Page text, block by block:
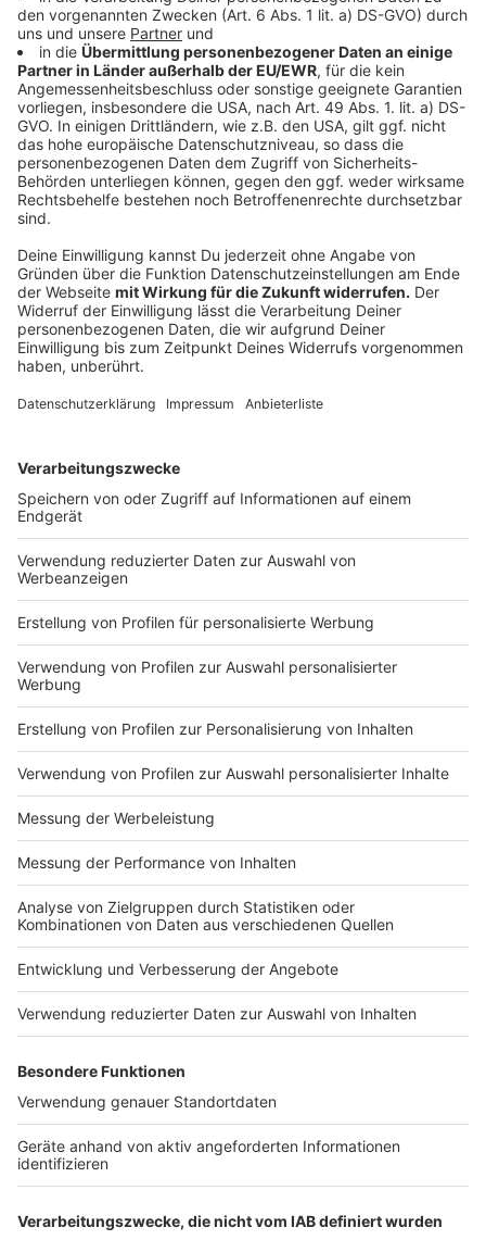
Anzeige
Namensbasierte Auswertung als Grundlage
Anzeige
Das Lagebild basiert auf einer namensgebundenen
Recherche des LKA. Erfasst werden Straftaten von
Tatverdächtigen mit Familiennamen, die von den
Ermittlungsbehörden als relevant eingestuft werden.
Grundlage hierfür sind aktuelle Einschätzungen der
regionalen Analyse- und Auswertedienststellen.
Berücksichtigt werden ausschließlich kriminelle
Bezügen zum Libanon oder zur Bevölkerungsgruppe
Reul: „Der Kampf ist noch nicht gewonnen“
Trotz der Erfolge macht Innenminister Reul deutlich,
dass der Kampf gegen die Clankriminalität noch lange
nicht abgeschlossen ist.
„Wir stören da, wo sie sich illegal bereichern
wollen, und machen ihnen das Leben schwer.
Prävention diejenigen, die einen anderen Weg
einschlagen wollen. Der Kampf ist noch nicht
gewonnen, aber wir bleiben dran.“
Das Landeskriminalamt erstellt das Lagebild
Instrument zur Analyse und strategischen
Westfalen.
Autor: José Narciandi